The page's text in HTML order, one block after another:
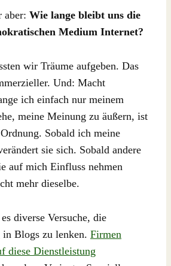
aber: Wie lange bleibt uns die
Medium Internet?
wir Träume aufgeben. Das
Und: Macht
ich einfach nur meinem
meine Meinung zu äußern, ist
Sobald ich meine
sie sich. Sobald andere
auf mich Einfluss nehmen
mehr dieselbe.
diverse Versuche, die
Blogs zu lenken. Firmen
diese Dienstleistung